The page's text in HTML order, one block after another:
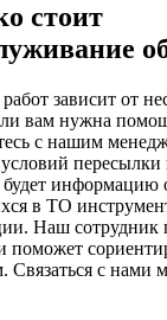
стоит
зависит от
вам нужна
с нашим
пересылки
информацию
в ТО
Наш сотрудник
поможет
Связаться с нами